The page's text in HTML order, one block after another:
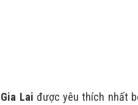
Lai được yêu thích nhất